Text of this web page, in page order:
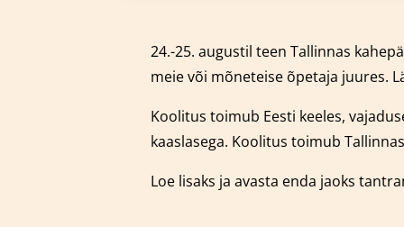
24.-25. augustil teen Tallinnas
meie või mõneteise õpetaja juures.
Koolitus toimub Eesti keeles,
kaaslasega. Koolitus toimub
Loe lisaks ja avasta enda jaoks